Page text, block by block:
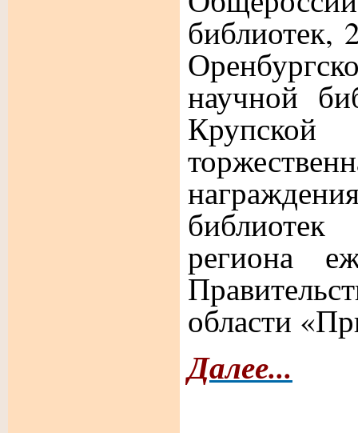
библиотек,
научной
региона
области
Далее...